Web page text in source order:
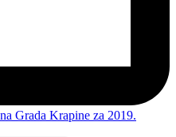
Grada Krapine za 2019.